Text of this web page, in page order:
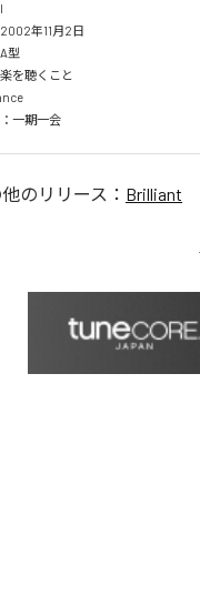
年11月2日
型
を聴くこと
一期一会
のリリース： Brilliant